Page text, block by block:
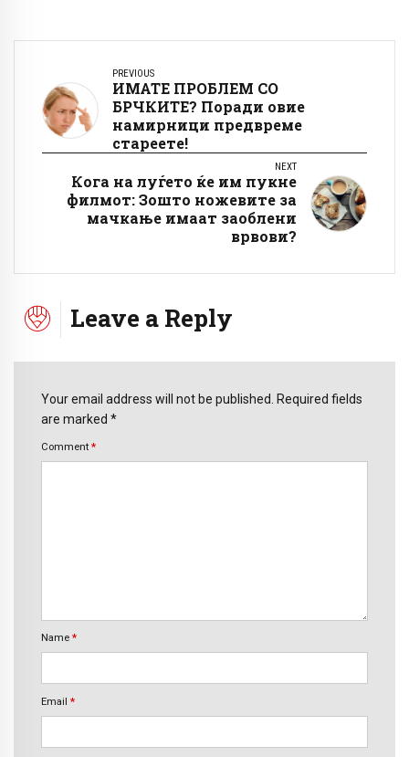
PREVIOUS
ИМАТЕ ПРОБЛЕМ СО
БРЧКИТЕ? Поради овие
намирници предвреме
стареете!
NEXT
Кога на луѓето ќе им пукне
филмот: Зошто ножевите за
мачкање имаат заоблени
врвови?
Leave a Reply
Your email address will not be published. Required fields
are marked *
Comment *
Name *
Email *